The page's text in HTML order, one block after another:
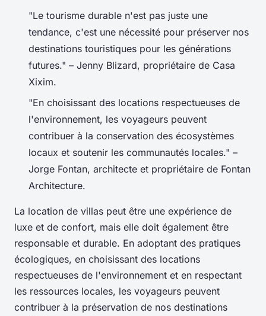
"Le tourisme durable n'est pas juste une
tendance, c'est une nécessité pour préserver nos
destinations touristiques pour les générations
futures." – Jenny Blizard, propriétaire de Casa
Xixim.
"En choisissant des locations respectueuses de
l'environnement, les voyageurs peuvent
contribuer à la conservation des écosystèmes
locaux et soutenir les communautés locales." –
Jorge Fontan, architecte et propriétaire de Fontan
Architecture.
La location de villas peut être une expérience de
luxe et de confort, mais elle doit également être
responsable et durable. En adoptant des pratiques
écologiques, en choisissant des locations
respectueuses de l'environnement et en respectant
les ressources locales, les voyageurs peuvent
contribuer à la préservation de nos destinations